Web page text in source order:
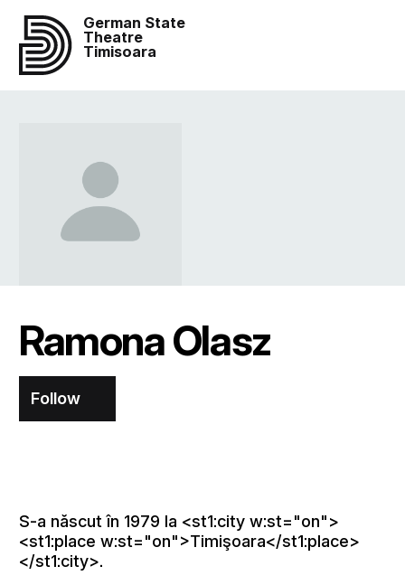
German State
Theatre
Timisoara
Ramona Olasz
Follow
S-a născut în 1979 la <st1:city w:st="on">
<st1:place w:st="on">Timişoara</st1:place>
</st1:city>.